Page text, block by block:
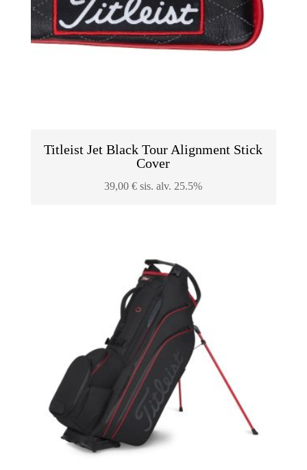
Titleist Jet Black Tour Alignment Stick
Cover
39,00€ sis. alv. 25.5%